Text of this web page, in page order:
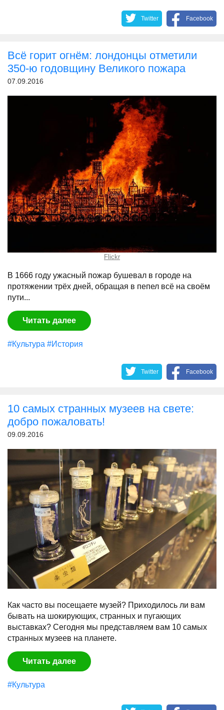
Twitter Facebook
Всё горит огнём: лондонцы отметили
350-ю годовщину Великого пожара
07.09.2016
Flickr
В 1666 году ужасный пожар бушевал в городе на
протяжении трёх дней, обращая в пепел всё на своём
пути...
Читать далее
#Культура #История
Twitter Facebook
10 самых странных музеев на свете:
добро пожаловать!
09.09.2016
Как часто вы посещаете музей? Приходилось ли вам
бывать на шокирующих, странных и пугающих
выставках? Сегодня мы представляем вам 10 самых
странных музеев на планете.
Читать далее
#Культура